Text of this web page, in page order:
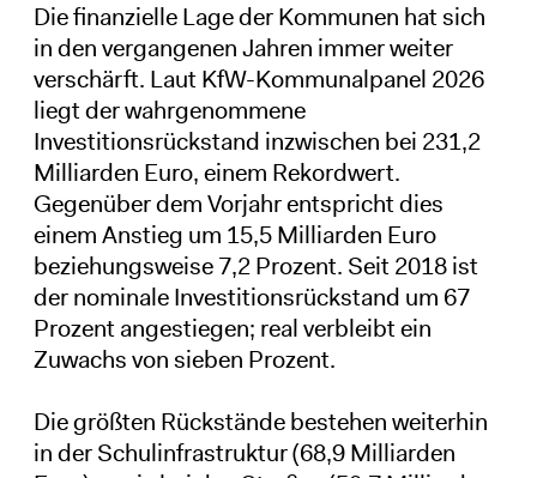
Die finanzielle Lage der Kommunen hat sich
in den vergangenen Jahren immer weiter
verschärft. Laut KfW-Kommunalpanel 2026
liegt der wahrgenommene
Investitionsrückstand inzwischen bei 231,2
Milliarden Euro, einem Rekordwert.
Gegenüber dem Vorjahr entspricht dies
einem Anstieg um 15,5 Milliarden Euro
beziehungsweise 7,2 Prozent. Seit 2018 ist
der nominale Investitionsrückstand um 67
Prozent angestiegen; real verbleibt ein
Zuwachs von sieben Prozent.
Die größten Rückstände bestehen weiterhin
in der Schulinfrastruktur (68,9 Milliarden